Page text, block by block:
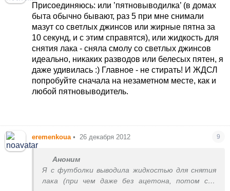
Присоединяюсь: или ’пятновыводилка’ (в домах
быта обычно бывают, раз 5 при мне снимали
мазут со светлых джинсов или жирные пятна за
10 секунд, и с этим справятся), или жидкость для
снятия лака - сняла смолу со светлых джинсов
идеально, никаких разводов или белесых пятен, я
даже удивилась :) Главное - не стирать! И ЖДСЛ
попробуйте сначала на незаметном месте, как и
любой пятновыводитель.
eremenkoua • 26 декабря 2012 9
Аноним
Я с футболки выводила жидкостью для снятия
лака (при чем даже без ацетона, потом ст.